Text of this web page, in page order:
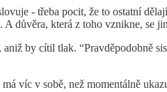
- třeba pocit, že to ostatní
důvěra, která z toho vznikne, se
by cítil tlak. “Pravděpodobně
víc v sobě, než momentálně